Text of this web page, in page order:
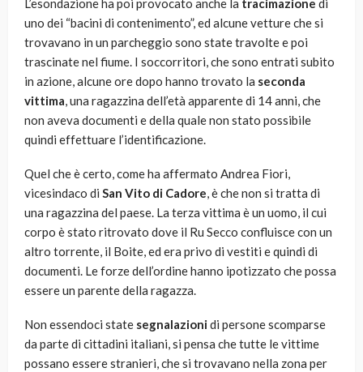
L’esondazione ha poi provocato anche la tracimazione di
uno dei “bacini di contenimento”, ed alcune vetture che si
trovavano in un parcheggio sono state travolte e poi
trascinate nel fiume. I soccorritori, che sono entrati subito
in azione, alcune ore dopo hanno trovato la seconda
vittima, una ragazzina dell’età apparente di 14 anni, che
non aveva documenti e della quale non stato possibile
quindi effettuare l’identificazione.
Quel che è certo, come ha affermato Andrea Fiori,
vicesindaco di San Vito di Cadore, è che non si tratta di
una ragazzina del paese. La terza vittima è un uomo, il cui
corpo è stato ritrovato dove il Ru Secco confluisce con un
altro torrente, il Boite, ed era privo di vestiti e quindi di
documenti. Le forze dell’ordine hanno ipotizzato che possa
essere un parente della ragazza.
Non essendoci state segnalazionidi persone scomparse
da parte di cittadini italiani, si pensa che tutte le vittime
possano essere stranieri, che si trovavano nella zona per